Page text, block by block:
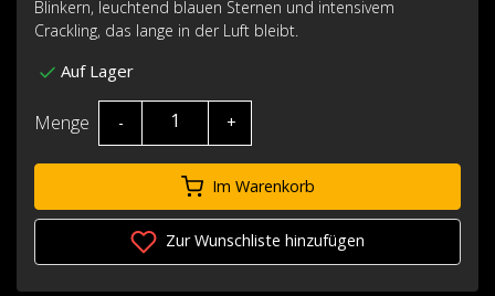
Blinkern, leuchtend blauen Sternen und intensivem
Crackling, das lange in der Luft bleibt.
Auf Lager
Menge - +
Im Warenkorb
Zur Wunschliste hinzufügen